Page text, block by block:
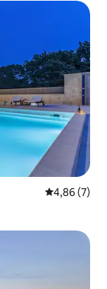
Évaluation
4,86 (7)